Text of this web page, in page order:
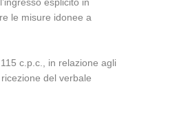
le misure idonee a
c.p.c., in relazione agli
del verbale